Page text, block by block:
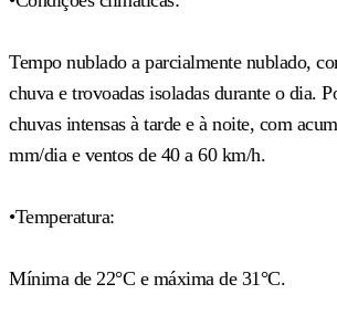
Tempo nublado a parcialmente nublado,
chuva e trovoadas isoladas durante o dia.
chuvas intensas à tarde e à noite, com
mm/dia e ventos de 40 a 60 km/h.
•Temperatura:
Mínima de 22°C e máxima de 31°C.